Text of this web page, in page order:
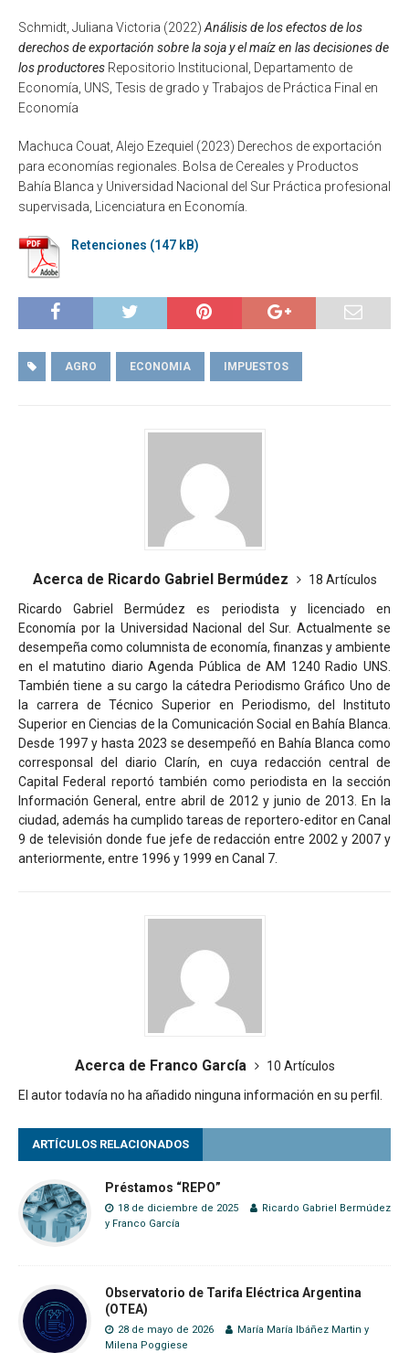
Schmidt, Juliana Victoria (2022)Análisis de los efectos de los
derechos de exportación sobre la soja y el maíz en las decisiones de
los productores Repositorio Institucional, Departamento de
Economía, UNS, Tesis de grado y Trabajos de Práctica Final en
Economía
Machuca Couat, Alejo Ezequiel (2023) Derechos de exportación
para economías regionales. Bolsa de Cereales y Productos
Bahía Blanca y Universidad Nacional del Sur Práctica profesional
supervisada, Licenciatura en Economía.
Retenciones
AGRO ECONOMIA IMPUESTOS
Acerca de Ricardo Gabriel Bermúdez
18 Artículos
Ricardo Gabriel Bermúdez es periodista y licenciado en
Economía por la Universidad Nacional del Sur. Actualmente se
desempeña como columnista de economía, finanzas y ambiente
en el matutino diario Agenda Pública de AM 1240 Radio UNS.
También tiene a su cargo la cátedra Periodismo Gráfico Uno de
la carrera de Técnico Superior en Periodismo, del Instituto
Superior en Ciencias de la Comunicación Social en Bahía Blanca.
Desde 1997 y hasta 2023 se desempeñó en Bahía Blanca como
corresponsal del diario Clarín, en cuya redacción central de
Capital Federal reportó también como periodista en la sección
Información General, entre abril de 2012 y junio de 2013. En la
ciudad, además ha cumplido tareas de reportero-editor en Canal
9 de televisión donde fue jefe de redacción entre 2002 y 2007 y
anteriormente, entre 1996 y 1999 en Canal 7.
Acerca de Franco García
10 Artículos
El autor todavía no ha añadido ninguna información en su perfil.
ARTÍCULOS RELACIONADOS
Préstamos “REPO”
18 de diciembre de 2025
Ricardo Gabriel Bermúdez
y Franco García
Observatorio de Tarifa Eléctrica Argentina
(OTEA)
28 de mayo de 2026 María María Ibáñez Martin y
Milena Poggiese